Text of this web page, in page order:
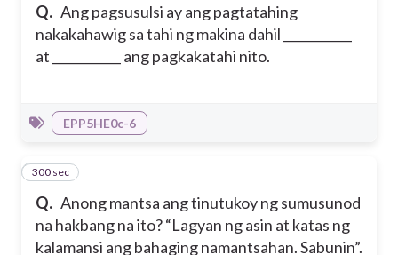
Q. Ang pagsusulsi ay ang pagtatahing
nakakahawig sa tahi ng makina dahil ___________
at ___________ ang pagkakatahi nito.
EPP5HE0c-6
Q. Anong mantsa ang tinutukoy ng sumusunod
na hakbang na ito? “Lagyan ng asin at katas ng
kalamansi ang bahaging namantsahan. Sabunin”.
5
300 sec